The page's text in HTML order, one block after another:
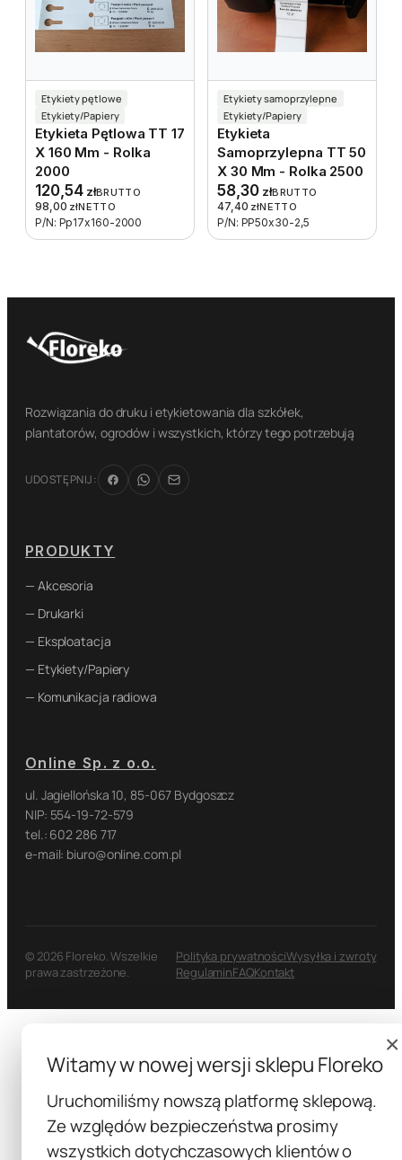
Etykiety pętlowe
Etykiety/Papiery
Etykieta Pętlowa TT 17
X 160 Mm - Rolka
2000
120,54 złBRUTTO
98,00 złNETTO
P/N: Pp17x160-2000
Etykiety samoprzylepne
Etykiety/Papiery
Etykieta
Samoprzylepna TT 50
X 30 Mm - Rolka 2500
58,30 złBRUTTO
47,40 złNETTO
P/N: PP50x30-2,5
Rozwiązania do druku i etykietowania dla szkółek,
plantatorów, ogrodów i wszystkich, którzy tego potrzebują
UDOSTĘPNIJ:
PRODUKTY
— Akcesoria
— Drukarki
— Eksploatacja
— Etykiety/Papiery
— Komunikacja radiowa
Online Sp. z o.o.
ul. Jagiellońska 10, 85-067 Bydgoszcz
NIP: 554-19-72-579
tel.: 602 286 717
e-mail: biuro@online.com.pl
© 2026 Floreko. Wszelkie
prawa zastrzeżone.
Polityka prywatnościWysyłka i zwroty
RegulaminFAQKontakt
×
Witamy w nowej wersji sklepu Floreko
Uruchomiliśmy nowszą platformę sklepową.
Ze względów bezpieczeństwa prosimy
wszystkich dotychczasowych klientów o